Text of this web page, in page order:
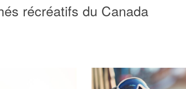
récréatifs du Canada